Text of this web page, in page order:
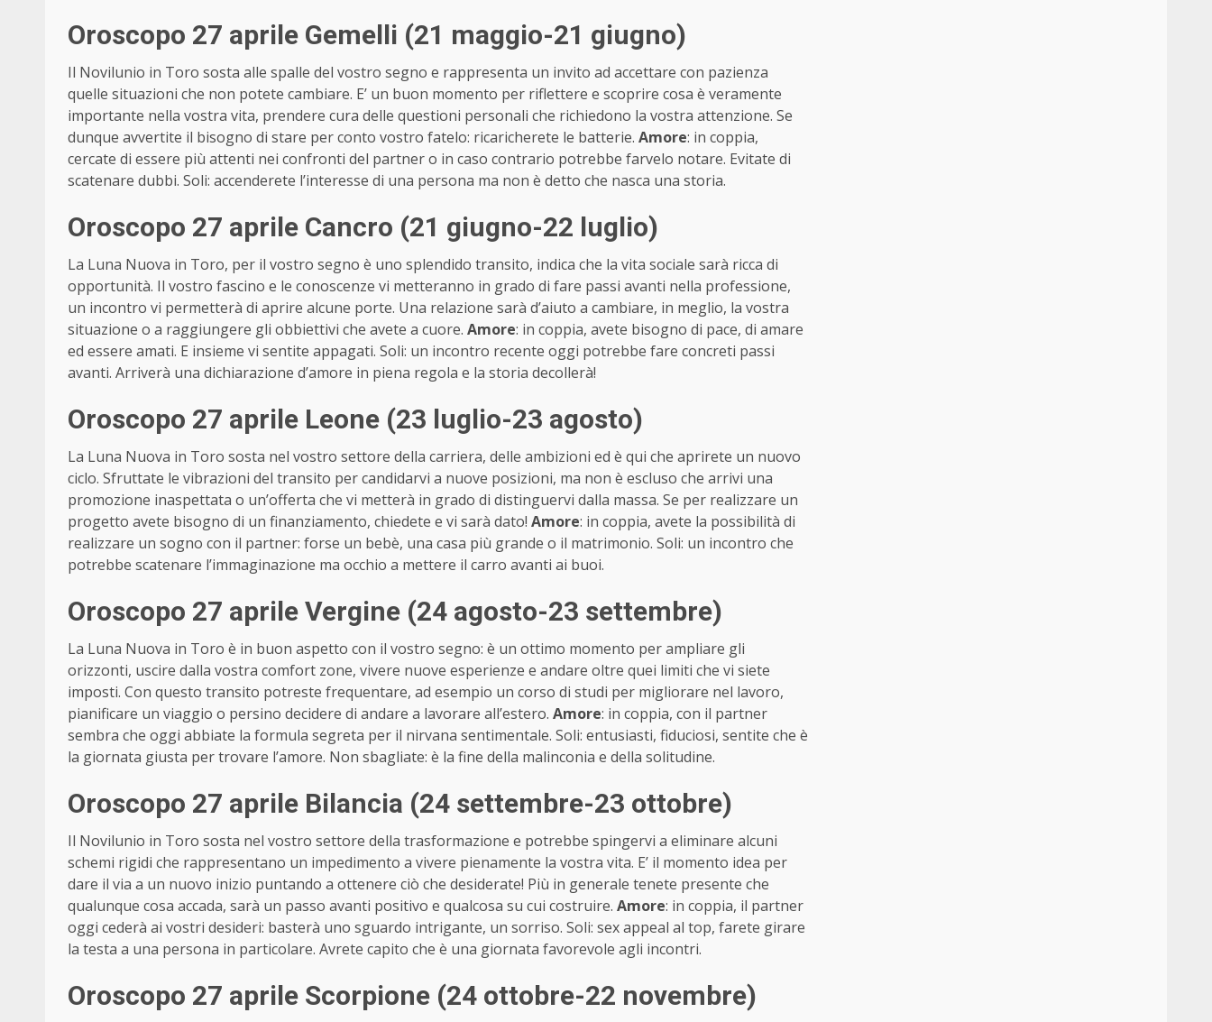
Oroscopo 27 aprile Gemelli (21 maggio-21 giugno)
Il Novilunio in Toro sosta alle spalle del vostro segno e rappresenta un invito ad accettare con pazienza
quelle situazioni che non potete cambiare. E’ un buon momento per riflettere e scoprire cosa è veramente
importante nella vostra vita, prendere cura delle questioni personali che richiedono la vostra attenzione. Se
dunque avvertite il bisogno di stare per conto vostro fatelo: ricaricherete le batterie. Amore: in coppia,
cercate di essere più attenti nei confronti del partner o in caso contrario potrebbe farvelo notare. Evitate di
scatenare dubbi. Soli: accenderete l’interesse di una persona ma non è detto che nasca una storia.
Oroscopo 27 aprile Cancro (21 giugno-22 luglio)
La Luna Nuova in Toro, per il vostro segno è uno splendido transito, indica che la vita sociale sarà ricca di
opportunità. Il vostro fascino e le conoscenze vi metteranno in grado di fare passi avanti nella professione,
un incontro vi permetterà di aprire alcune porte. Una relazione sarà d’aiuto a cambiare, in meglio, la vostra
situazione o a raggiungere gli obbiettivi che avete a cuore. Amore: in coppia, avete bisogno di pace, di amare
ed essere amati. E insieme vi sentite appagati. Soli: un incontro recente oggi potrebbe fare concreti passi
avanti. Arriverà una dichiarazione d’amore in piena regola e la storia decollerà!
Oroscopo 27 aprile Leone (23 luglio-23 agosto)
La Luna Nuova in Toro sosta nel vostro settore della carriera, delle ambizioni ed è qui che aprirete un nuovo
ciclo. Sfruttate le vibrazioni del transito per candidarvi a nuove posizioni, ma non è escluso che arrivi una
promozione inaspettata o un’offerta che vi metterà in grado di distinguervi dalla massa. Se per realizzare un
progetto avete bisogno di un finanziamento, chiedete e vi sarà dato! Amore: in coppia, avete la possibilità di
realizzare un sogno con il partner: forse un bebè, una casa più grande o il matrimonio. Soli: un incontro che
potrebbe scatenare l’immaginazione ma occhio a mettere il carro avanti ai buoi.
Oroscopo 27 aprile Vergine (24 agosto-23 settembre)
La Luna Nuova in Toro è in buon aspetto con il vostro segno: è un ottimo momento per ampliare gli
orizzonti, uscire dalla vostra comfort zone, vivere nuove esperienze e andare oltre quei limiti che vi siete
imposti. Con questo transito potreste frequentare, ad esempio un corso di studi per migliorare nel lavoro,
pianificare un viaggio o persino decidere di andare a lavorare all’estero. Amore: in coppia, con il partner
sembra che oggi abbiate la formula segreta per il nirvana sentimentale. Soli: entusiasti, fiduciosi, sentite che è
la giornata giusta per trovare l’amore. Non sbagliate: è la fine della malinconia e della solitudine.
Oroscopo 27 aprile Bilancia (24 settembre-23 ottobre)
Il Novilunio in Toro sosta nel vostro settore della trasformazione e potrebbe spingervi a eliminare alcuni
schemi rigidi che rappresentano un impedimento a vivere pienamente la vostra vita. E’ il momento idea per
dare il via a un nuovo inizio puntando a ottenere ciò che desiderate! Più in generale tenete presente che
qualunque cosa accada, sarà un passo avanti positivo e qualcosa su cui costruire. Amore: in coppia, il partner
oggi cederà ai vostri desideri: basterà uno sguardo intrigante, un sorriso. Soli: sex appeal al top, farete girare
la testa a una persona in particolare. Avrete capito che è una giornata favorevole agli incontri.
Oroscopo 27 aprile Scorpione (24 ottobre-22 novembre)